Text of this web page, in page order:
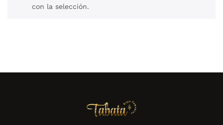
con la selección.